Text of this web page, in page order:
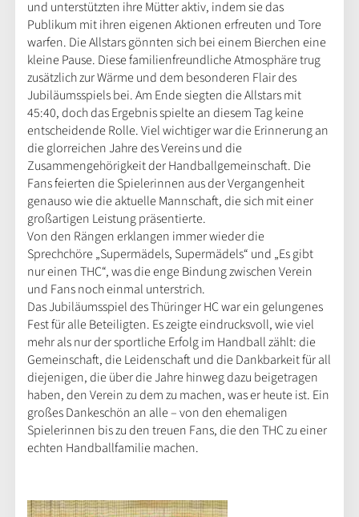
und unterstützten ihre Mütter aktiv, indem sie das
Publikum mit ihren eigenen Aktionen erfreuten und Tore
warfen. Die Allstars gönnten sich bei einem Bierchen eine
kleine Pause. Diese familienfreundliche Atmosphäre trug
zusätzlich zur Wärme und dem besonderen Flair des
Jubiläumsspiels bei. Am Ende siegten die Allstars mit
45:40, doch das Ergebnis spielte an diesem Tag keine
entscheidende Rolle. Viel wichtiger war die Erinnerung an
die glorreichen Jahre des Vereins und die
Zusammengehörigkeit der Handballgemeinschaft. Die
Fans feierten die Spielerinnen aus der Vergangenheit
genauso wie die aktuelle Mannschaft, die sich mit einer
großartigen Leistung präsentierte.
Von den Rängen erklangen immer wieder die
Sprechchöre „Supermädels, Supermädels“ und „Es gibt
nur einen THC“, was die enge Bindung zwischen Verein
und Fans noch einmal unterstrich.
Das Jubiläumsspiel des Thüringer HC war ein gelungenes
Fest für alle Beteiligten. Es zeigte eindrucksvoll, wie viel
mehr als nur der sportliche Erfolg im Handball zählt: die
Gemeinschaft, die Leidenschaft und die Dankbarkeit für all
diejenigen, die über die Jahre hinweg dazu beigetragen
haben, den Verein zu dem zu machen, was er heute ist. Ein
großes Dankeschön an alle – von den ehemaligen
Spielerinnen bis zu den treuen Fans, die den THC zu einer
echten Handballfamilie machen.